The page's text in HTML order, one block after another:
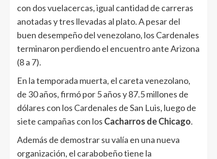
con dos vuelacercas, igual cantidad de carreras
anotadas y tres llevadas al plato. A pesar del
buen desempeño del venezolano, los Cardenales
terminaron perdiendo el encuentro ante Arizona
(8 a 7).
En la temporada muerta, el careta venezolano,
de 30 años, firmó por 5 años y 87.5 millones de
dólares con los Cardenales de San Luis, luego de
siete campañas con los Cacharros de Chicago.
Además de demostrar su valía en una nueva
organización, el carabobeño tiene la